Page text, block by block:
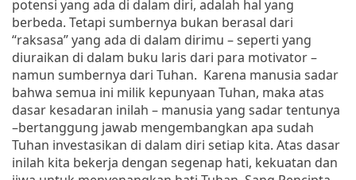
potensi yang ada di dalam diri, adalah hal yang
berbeda. Tetapi sumbernya bukan berasal dari
“raksasa” yang ada di dalam dirimu – seperti yang
diuraikan di dalam buku laris dari para motivator –
namun sumbernya dari Tuhan. Karena manusia sadar
bahwa semua ini milik kepunyaan Tuhan, maka atas
dasar kesadaran inilah – manusia yang sadar tentunya
–bertanggung jawab mengembangkan apa sudah
Tuhan investasikan di dalam diri setiap kita. Atas dasar
inilah kita bekerja dengan segenap hati, kekuatan dan